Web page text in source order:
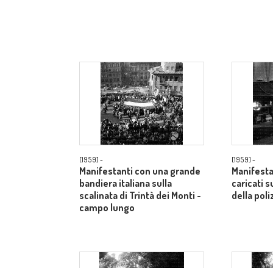
[1959] -
Manifestanti con una grande
bandiera italiana sulla
scalinata di Trintà dei Monti -
campo lungo
[1959] -
caricati
della